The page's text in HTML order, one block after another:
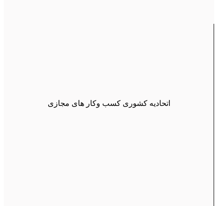
اتحادیه کشوری کسب وکار های مجازی